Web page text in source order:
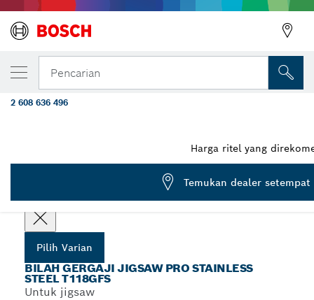
Pencarian
Pilih spesifikasi Anda
Pilih Varian
BILAH GERGAJI JIGSAW PRO STAINLESS
STEEL T118GFS
Untuk jigsaw
VARIAN PILIHAN ANDA
Bilah Gergaji Jigsaw PRO Stainless Steel
buah
2 608 636 496
Harga ritel yang
Temukan dealer setempat